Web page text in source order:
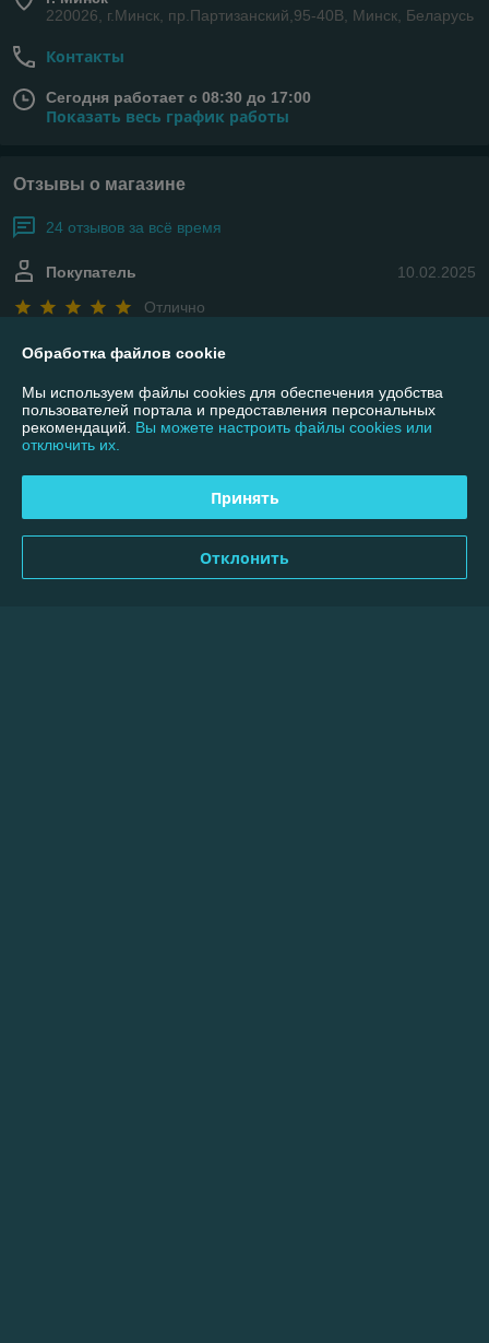
220026, г.Минск, пр.Партизанский,95-40В, Минск, Беларусь
Контакты
Сегодня работает с 08:30 до 17:00
Показать весь график работы
Отзывы о магазине
24 отзывов за всё время
10.02.2025
Покупатель
Отлично
Сделка подтверждена через корзину
09.09.2024
Покупатель
Товар есть в наличии, а продавец "удивляется" как я его заказал,
ведь товара нет в наличии...
Никому не советую.
А ещё интересен факт,что магазин оказывается, работает только с
юр.лицами.
Обработка файлов cookie
Мы используем файлы cookies для обеспечения удобства
пользователей портала и предоставления персональных
рекомендаций. Вы можете настроить файлы cookies или
отключить их.
Принять
Отклонить